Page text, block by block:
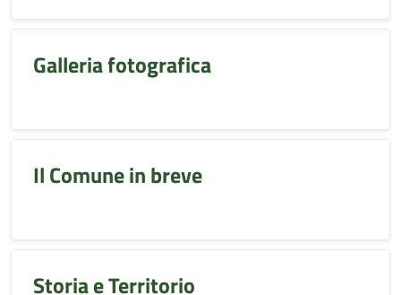
Galleria fotografica
Il Comune in breve
Storia e Territorio